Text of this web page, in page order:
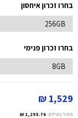
בחרו זכרון איחסון
בחרו זכרון פנימי
1,529 ₪
מחיר באילת: 1,295.76 ₪